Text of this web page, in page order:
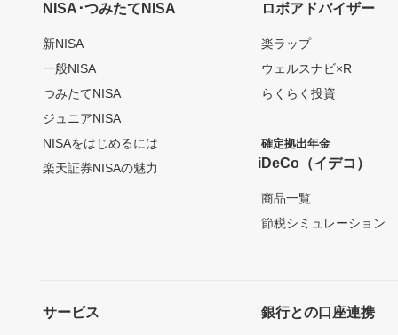
NISA･つみたてNISA
新NISA
一般NISA
つみたてNISA
ジュニアNISA
NISAをはじめるには
楽天証券NISAの魅力
ロボアドバイザー
楽ラップ
ウェルスナビ×R
らくらく投資
確定拠出年金
iDeCo（イデコ）
商品一覧
節税シミュレーション
サービス 銀行との口座連携